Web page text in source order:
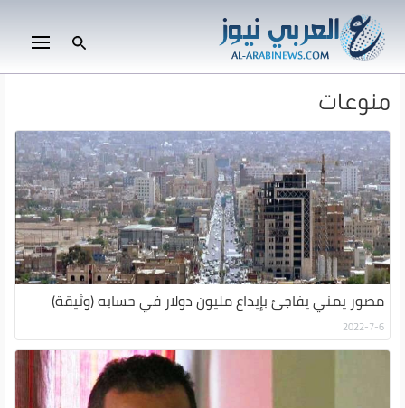
منوعات
مصور يمني يفاجئ بإيداع مليون دولار في حسابه (وثيقة)
2022-7-6